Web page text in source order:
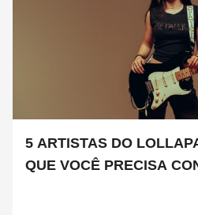
5 ARTISTAS DO
QUE VOCÊ PRECISA